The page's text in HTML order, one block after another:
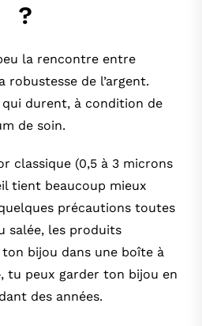
?
la rencontre entre
robustesse de l’argent.
durent, à condition de
de soin.
classique (0,5 à 3 microns
tient beaucoup mieux
précautions toutes
salée, les produits
bijou dans une boîte à
tu peux garder ton bijou en
des années.